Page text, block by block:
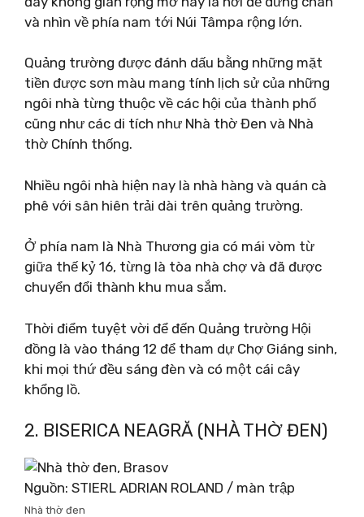
và nhìn về phía nam tới Núi Tâmpa rộng lớn.
Quảng trường được đánh dấu bằng những mặt
tiền được sơn màu mang tính lịch sử của những
ngôi nhà từng thuộc về các hội của thành phố
cũng như các di tích như Nhà thờ Đen và Nhà
thờ Chính thống.
Nhiều ngôi nhà hiện nay là nhà hàng và quán cà
phê với sân hiên trải dài trên quảng trường.
Ở phía nam là Nhà Thương gia có mái vòm từ
giữa thế kỷ 16, từng là tòa nhà chợ và đã được
chuyển đổi thành khu mua sắm.
Thời điểm tuyệt vời để đến Quảng trường Hội
đồng là vào tháng 12 để tham dự Chợ Giáng sinh,
khi mọi thứ đều sáng đèn và có một cái cây
khổng lồ.
2. BISERICA NEAGRĂ (NHÀ THỜ ĐEN)
Nguồn: STIERL ADRIAN ROLAND / màn trập
Nhà thờ đen